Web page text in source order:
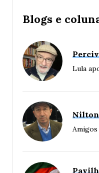
Blogs e
Lula
Nilton
Amigos